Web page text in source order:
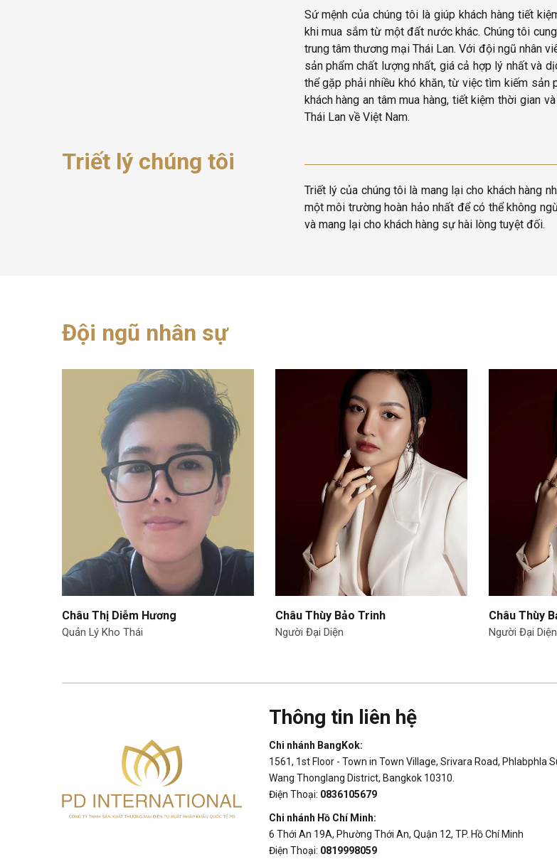
Sứ mệnh của chúng tôi là giúp khách hàng tiết
khi mua sắm từ một đất nước khác. Chúng tôi
trung tâm thương mại Thái Lan. Với đội ngũ nhân
sản phẩm chất lượng nhất, giá cả hợp lý nhất và
thể gặp phải nhiều khó khăn, từ việc tìm kiếm sản
khách hàng an tâm mua hàng, tiết kiệm thời gian
Thái Lan về Việt Nam.
Triết lý chúng tôi
Triết lý của chúng tôi là mang lại cho khách hàng
một môi trường hoàn hảo nhất để có thể không
và mang lại cho khách hàng sự hài lòng tuyệt đối.
Đội ngũ nhân sự
Châu Thị Diễm Hương
Quản Lý Kho Thái
Châu Thùy Bảo Trinh
Người Đại Diện
Châu Thùy
Người Đại Diện
Thông tin liên hệ
Chi nhánh BangKok:
1561, 1st Floor - Town in Town Village, Srivara Road, Phlabphla
Wang Thonglang District, Bangkok 10310.
Điện Thoại: 0836105679
Chi nhánh Hồ Chí Minh:
6 Thới An 19A, Phường Thới An, Quận 12, TP. Hồ Chí Minh
Điện Thoại: 0819998059